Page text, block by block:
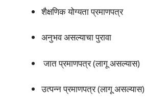
शैक्षणिक योग्यता प्रमाणपत्र
अनुभव असल्याचा पुरावा
जात प्रमाणपत्र (लागू असल्यास)
उत्पन्न प्रमाणपत्र (लागू असल्यास)